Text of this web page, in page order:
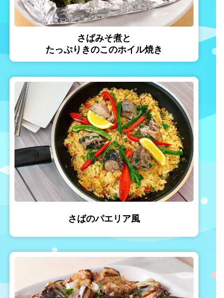
さばみそ煮と
たっぷりきのこのホイル焼き
さばのパエリア風